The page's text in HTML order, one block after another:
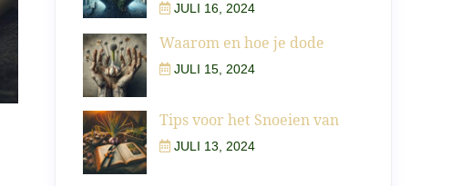
JULI 16, 2024
Waarom en hoe je dode
JULI 15, 2024
Tips voor het Snoeien van
JULI 13, 2024